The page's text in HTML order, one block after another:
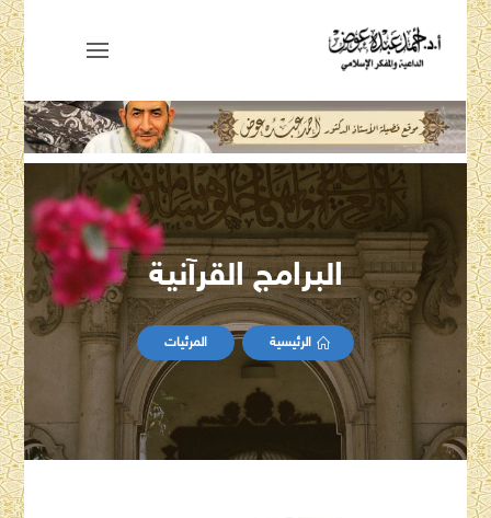
البرامج القرآنية
الرئيسية المرئيات